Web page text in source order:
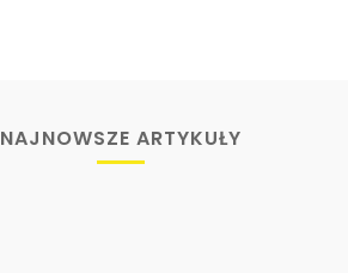
NAJNOWSZE ARTYKUŁY